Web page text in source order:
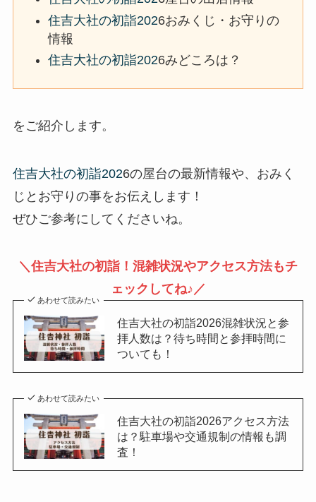
住吉大社の初詣2026おみくじ・お守りの
情報
住吉大社の初詣2026みどころは？
をご紹介します。
住吉大社の初詣2026の屋台の最新情報や、おみく
じとお守りの事をお伝えします！
ぜひご参考にしてくださいね。
＼住吉大社の初詣！混雑状況やアクセス方法もチ
ェックしてね♪ ／
あわせて読みたい
住吉大社の初詣2026混雑状況と参
拝人数は？待ち時間と参拝時間に
ついても！
あわせて読みたい
住吉大社の初詣2026アクセス方法
は？駐車場や交通規制の情報も調
査！